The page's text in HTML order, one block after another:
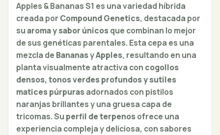
Apples & Bananas S1 es una variedad híbrida
creada por Compound Genetics, destacada por
suaroma y sabor únicosque combinan lo mejor
de sus genéticas parentales. Esta cepa es una
mezcla de BananasyApples, resultando en una
planta visualmente atractiva con cogollos
densos, tonos verdes profundos y sutiles
matices púrpurasadornados con pistilos
naranjas brillantes y una gruesa capa de
tricomas. Su perfil de terpenosofrece una
experiencia compleja y deliciosa, con sabores